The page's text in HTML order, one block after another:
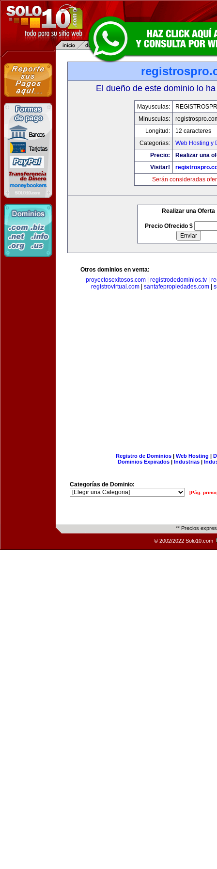
El dueño de este dominio lo
Mayusculas:
Minusculas:
Longitud:
12 caracteres
Categorias:
Web Hosting y
Precio:
Realizar una
Visitar!
Serán consideradas
Realizar una Oferta
Precio Ofrecido $
Otros dominios en venta:
proyectosexitosos.com
registrodedominios.tv
registrovirtual.com
santafepropiedades.com
Registro de Dominios| Web Hosting |
Dominios Expirados | Industrias |
Categorías de Dominio:
[Pág.
** Precios
© 2002/2022 Solo10.com